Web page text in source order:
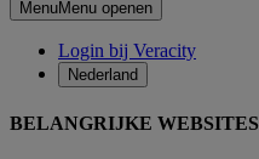
MenuMenu openen
Login bij Veracity
Nederland
BELANGRIJKE WEBSITES